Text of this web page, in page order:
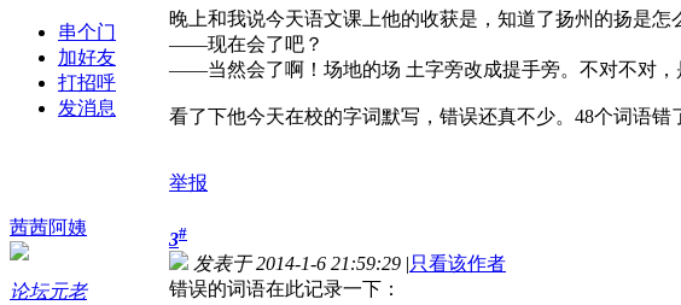
串个门
加好友
打招呼
发消息
晚上和我说今天语文课上他的收获是，知道了扬州的扬是怎
——现在会了吧？
——当然会了啊！场地的场 土字旁改成提手旁。不对不对，
看了下他今天在校的字词默写，错误还真不少。48个词语错
举报
茜茜阿姨
论坛元老
3#
发表于 2014-1-6 21:59:29 |只看该作者
错误的词语在此记录一下：